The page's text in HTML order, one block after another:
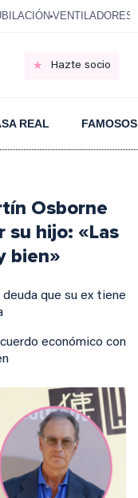
VENTILADORES
Hazte socio
REAL FAMOSOS
Osborne
su hijo: «Las
bien»
que su ex tiene
económico con